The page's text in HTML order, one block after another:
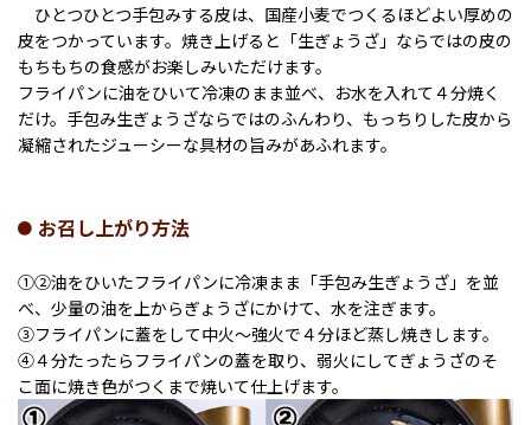
ひとつひとつ手包みする皮は、国産小麦でつくるほどよい厚めの
皮をつかっています。焼き上げると「生ぎょうざ」ならではの皮の
もちもちの食感がお楽しみいただけます。
フライパンに油をひいて冷凍のまま並べ、お水を入れて４分焼く
だけ。手包み生ぎょうざならではのふんわり、もっちりした皮から
凝縮されたジューシーな具材の旨みがあふれます。
お召し上がり方法
①②油をひいたフライパンに冷凍まま「手包み生ぎょうざ」を並
べ、少量の油を上からぎょうざにかけて、水を注ぎます。
③フライパンに蓋をして中火～強火で４分ほど蒸し焼きします。
④４分たったらフライパンの蓋を取り、弱火にしてぎょうざのそ
こ面に焼き色がつくまで焼いて仕上げます。